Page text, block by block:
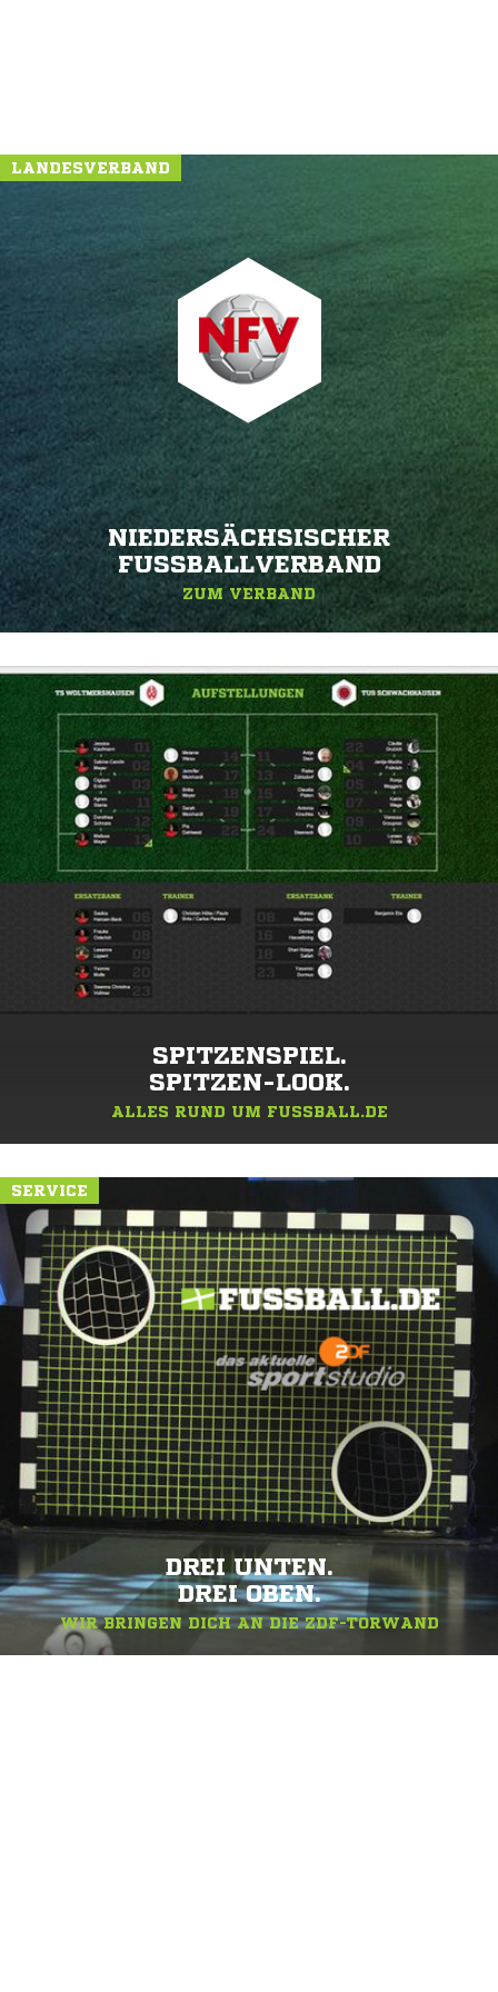
LANDESVERBAND
NIEDERSÄCHSISCHER
FUSSBALLVERBAND
ZUM VERBAND
SPITZENSPIEL.
SPITZEN-LOOK.
ALLES RUND UM FUSSBALL.DE
SERVICE
DREI UNTEN.
DREI OBEN.
WIR BRINGEN DICH AN DIE ZDF-TORWAND